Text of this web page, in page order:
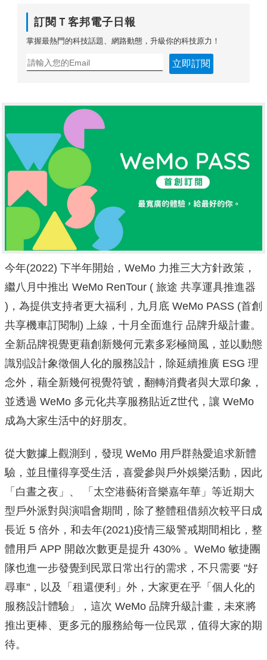
訂閱Ｔ客邦電子日報
掌握最熱門的科技話題、網路動態，升級你的科技原力！
立即訂閱
今年(2022) 下半年開始，WeMo 力推三大方針政策，
繼八月中推出 WeMo RenTour ( 旅途 共享運具推進器
)，為提供支持者更大福利，九月底 WeMo PASS (首創
共享機車訂閱制) 上線，十月全面進行 品牌升級計畫。
全新品牌視覺更藉創新幾何元素多彩極簡風， 並以動態
識別設計象徵個人化的服務設計，除延續推廣 ESG 理
念外，藉全新幾何視覺符號，翻轉消費者與大眾印象，
並透過 WeMo 多元化共享服務貼近Z世代，讓 WeMo
成為大家生活中的好朋友。
從大數據上觀測到，發現 WeMo 用戶群熱愛追求新體
驗，並且懂得享受生活， 喜愛參與戶外娛樂活動，因此
「白晝之夜」、 「太空港藝術音樂嘉年華」等近期大
型戶外派對與演唱會期間， 除了整體租借頻次較平日成
長近 5 倍外，和去年(2021)疫情三級警戒期間相比，整
體用戶 APP 開啟次數更是提升 430% 。WeMo 敏捷團
隊也進一步發覺到民眾日常出行的需求，不只需要 "好
尋車"，以及「租還便利」外，大家更在乎「個人化的
服務設計體驗」，這次 WeMo 品牌升級計畫，未來將
推出更棒、更多元的服務給每一位民眾， 值得大家的期
待。